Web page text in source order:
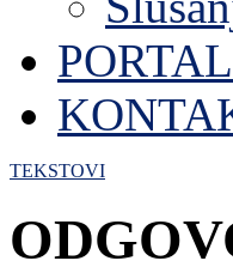
TEKSTOVI